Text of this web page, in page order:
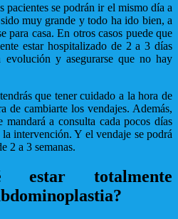
pacientes se podrán ir el mismo día a
muy grande y todo ha ido bien, a
para casa. En otros casos puede que
estar hospitalizado de 2 a 3 días
y asegurarse que no hay
que tener cuidado a la hora de
de cambiarte los vendajes. Además,
a consulta cada pocos días
intervención. Y el vendaje se podrá
2 a 3 semanas.
estar totalmente